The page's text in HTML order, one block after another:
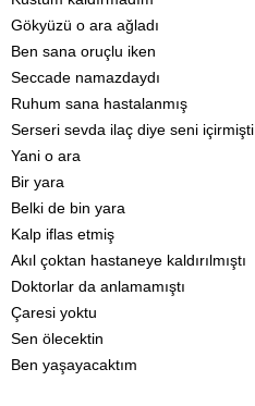
Gökyüzü o ara ağladı
Ben sana oruçlu iken
Seccade namazdaydı
Ruhum sana hastalanmış
Serseri sevda ilaç diye seni içirmişti
Yani o ara
Bir yara
Belki de bin yara
Kalp iflas etmiş
Akıl çoktan hastaneye kaldırılmıştı
Doktorlar da anlamamıştı
Çaresi yoktu
Sen ölecektin
Ben yaşayacaktım